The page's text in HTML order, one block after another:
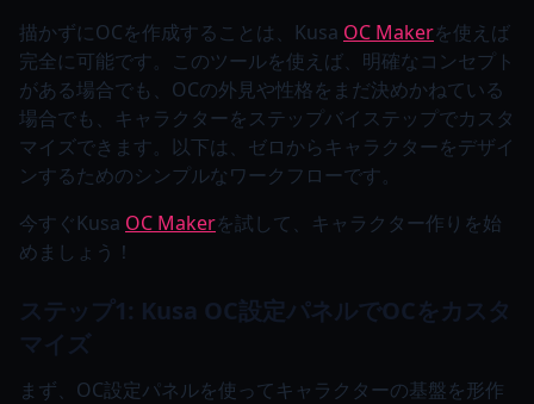
描かずにOCを作成することは、Kusa OC Makerを使えば
完全に可能です。このツールを使えば、明確なコンセプト
がある場合でも、OCの外見や性格をまだ決めかねている
場合でも、キャラクターをステップバイステップでカスタ
マイズできます。以下は、ゼロからキャラクターをデザイ
ンするためのシンプルなワークフローです。
今すぐKusa OC Makerを試して、キャラクター作りを始
めましょう！
ステップ1: Kusa OC設定パネルでOCをカスタ
マイズ
まず、OC設定パネルを使ってキャラクターの基盤を形作